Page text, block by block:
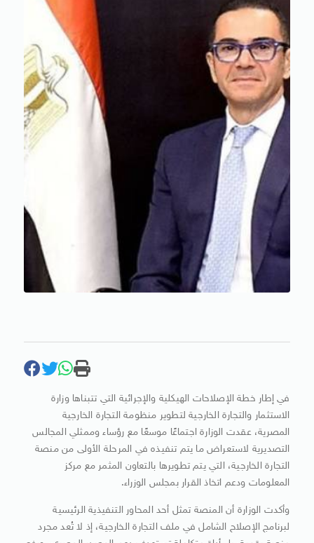
في إطار خطة الإصلاحات الهيكلية والإجرائية التي تتبناها وزارة
الاستثمار والتجارة الخارجية لتطوير منظومة التجارة الخارجية
المصرية، عقدت الوزارة اجتماعًا موسعًا مع رؤساء وممثلي المجالس
التصديرية لاستعراض ما يتم تنفيذه في المرحلة الأولى من منصة
التجارة الخارجية، التي يتم تطويرها بالتعاون المثمر مع مركز
المعلومات ودعم اتخاذ القرار بمجلس الوزراء.
وأكدت الوزارة أن المنصة تمثل أحد المحاور التنفيذية الرئيسية
لبرنامج الإصلاح الشامل في ملف التجارة الخارجية، إذ لا تُعد مجرد